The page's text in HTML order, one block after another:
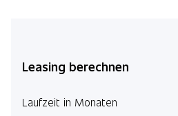
Leasing berechnen
Laufzeit in Monaten